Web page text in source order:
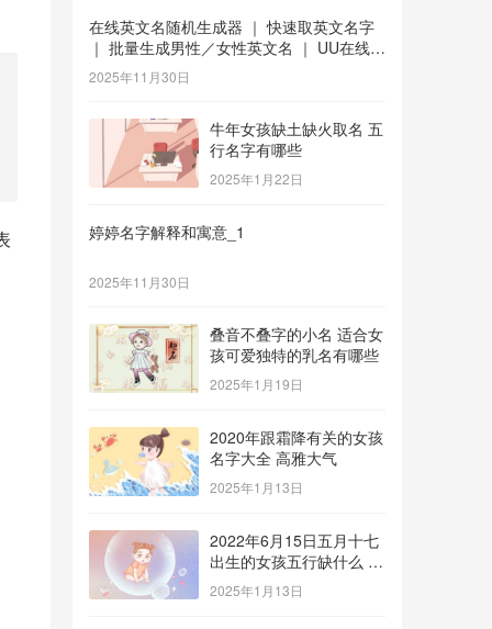
在线英文名随机生成器 ｜ 快速取英文名字
｜ 批量生成男性／女性英文名 ｜ UU在线工
具 _1
2025年11月30日
牛年女孩缺土缺火取名 五
行名字有哪些
2025年1月22日
婷婷名字解释和寓意_1
2025年11月30日
叠音不叠字的小名 适合女
孩可爱独特的乳名有哪些
2025年1月19日
2020年跟霜降有关的女孩
名字大全 高雅大气
2025年1月13日
2022年6月15日五月十七
出生的女孩五行缺什么 补
金的名字推荐
2025年1月13日